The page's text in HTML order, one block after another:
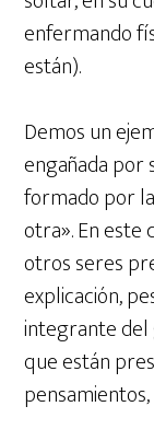
enfermando
están).
Demos un
engañada por
formado por
otra». En este
otros seres
explicación,
integrante del
que están